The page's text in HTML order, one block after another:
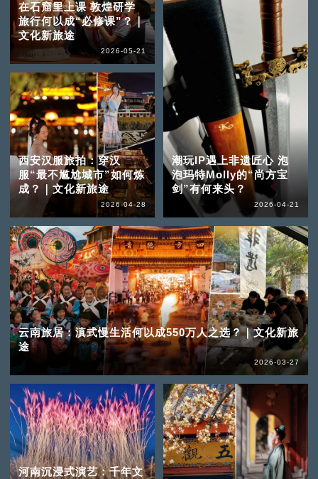
在石窟里上课 敦煌研学
旅行何以成“必修课”？｜
文化新旅途
2026-05-21
西安汉服旅拍：穿汉
服“最不尴尬城市”如何炼
成？｜文化新旅途
2026-04-28
潮玩IP遇上非遗匠心 泡
泡玛特Molly的“尚方宝
剑”有何来头？
2026-04-21
云南旅居：滇式慢生活何以成550万人之选？｜文化新旅
途
2026-03-27
河南沉浸式演艺：千年文